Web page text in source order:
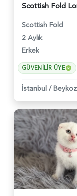
Scottish Fold
2 Aylık
Erkek
GÜVENILIR ÜYE
İstanbul / Beykoz